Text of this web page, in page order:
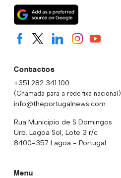
Contactos
+351 282 341 100
(Chamada para a rede fixa nacional)
info@theportugalnews.com
Rua Municipio de S Domingos
Urb. Lagoa Sol, Lote 3 r/c
8400-357 Lagoa - Portugal
Menu